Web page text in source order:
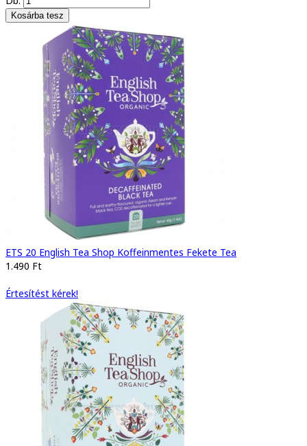
ETS 20 English Tea Shop Koffeinmentes Fekete Tea
1.490 Ft
Értesítést kérek!